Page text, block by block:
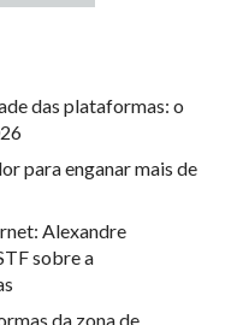
das plataformas: o
para enganar mais de
Alexandre
sobre a
da zona de